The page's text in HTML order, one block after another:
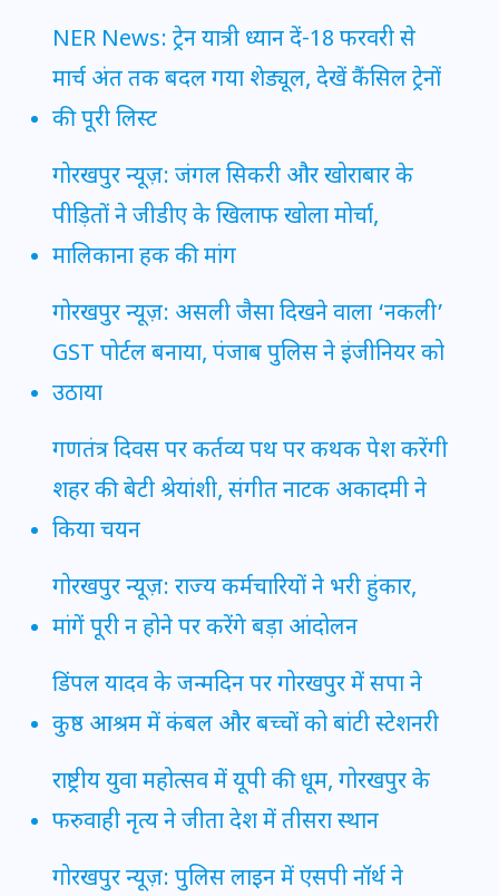
NER News: ट्रेन यात्री ध्यान दें-18 फरवरी से
मार्च अंत तक बदल गया शेड्यूल, देखें कैंसिल ट्रेनों
की पूरी लिस्ट
गोरखपुर न्यूज़: जंगल सिकरी और खोराबार के
पीड़ितों ने जीडीए के खिलाफ खोला मोर्चा,
मालिकाना हक की मांग
गोरखपुर न्यूज़: असली जैसा दिखने वाला ‘नकली’
GST पोर्टल बनाया, पंजाब पुलिस ने इंजीनियर को
उठाया
गणतंत्र दिवस पर कर्तव्य पथ पर कथक पेश करेंगी
शहर की बेटी श्रेयांशी, संगीत नाटक अकादमी ने
किया चयन
गोरखपुर न्यूज़: राज्य कर्मचारियों ने भरी हुंकार,
मांगें पूरी न होने पर करेंगे बड़ा आंदोलन
डिंपल यादव के जन्मदिन पर गोरखपुर में सपा ने
कुष्ठ आश्रम में कंबल और बच्चों को बांटी स्टेशनरी
राष्ट्रीय युवा महोत्सव में यूपी की धूम, गोरखपुर के
फरुवाही नृत्य ने जीता देश में तीसरा स्थान
गोरखपुर न्यूज़: पुलिस लाइन में एसपी नॉर्थ ने